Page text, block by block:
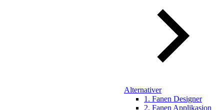
Alternativer
1. Fanen Designer
2. Fanen Applikasjon